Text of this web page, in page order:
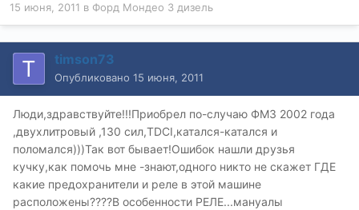
15 июня, 2011 в Форд Мондео 3 дизель
timson73
Опубликовано 15 июня, 2011
Люди,здравствуйте!!!Приобрел по-случаю ФМ3 2002 года
,двухлитровый ,130 сил,TDCI,катался-катался и
поломался)))Так вот бывает!Ошибок нашли друзья
кучку,как помочь мне -знают,одного никто не скажет ГДЕ
какие предохранители и реле в этой машине
расположены????В особенности РЕЛЕ...мануалы